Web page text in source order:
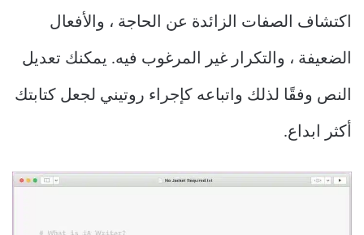
اكتشاف الصفات الزائدة عن الحاجة ، والأفعال
الضعيفة ، والتكرار غير المرغوب فيه. يمكنك تعديل
النص وفقًا لذلك واتباعه كإجراء روتيني لجعل كتابتك
أكثر ابداع.